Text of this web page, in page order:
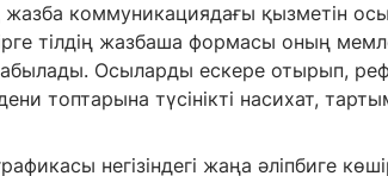
жазба коммуникациядағы қызметін
тілдің жазбаша формасы оның
Осыларды ескере отырып,
топтарына түсінікті насихат,
негізіндегі жаңа әліпбиге